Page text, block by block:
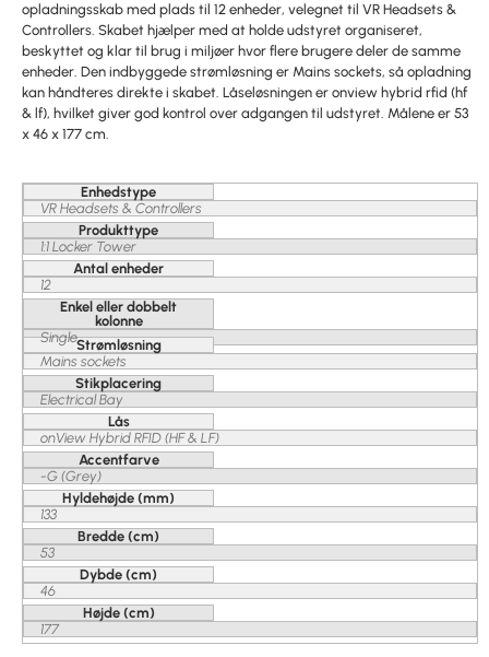
opladningsskab med plads til 12 enheder, velegnet til VR Headsets &
Controllers. Skabet hjælper med at holde udstyret organiseret,
beskyttet og klar til brug i miljøer hvor flere brugere deler de samme
enheder. Den indbyggede strømløsning er Mains sockets, så opladning
kan håndteres direkte i skabet. Låseløsningen er onview hybrid rfid (hf
& lf), hvilket giver god kontrol over adgangen til udstyret. Målene er 53
x 46 x 177 cm.
Enhedstype
VR Headsets & Controllers
Produkttype
1:1 Locker Tower
Antal enheder
12
Enkel eller dobbelt
kolonne
SingleStrømløsning
Mains sockets
Stikplacering
Electrical Bay
Lås
onView Hybrid RFID (HF & LF)
Accentfarve
-G (Grey)
Hyldehøjde (mm)
133
Bredde (cm)
53
Dybde (cm)
46
Højde (cm)
177